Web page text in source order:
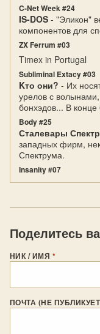
C-Net Week #24
IS-DOS - "Эликон"
компонентов для
ZX Ferrum #03
Timex in Portugal
Subliminal Extacy #03
Kто они? - Их
урелов с
бонхэдов... В
Body #25
Сталевары
западных фирм,
Спектрума.
Insanity #07
Поделитесь
НИК / ИМЯ *
ПОЧТА (НЕ